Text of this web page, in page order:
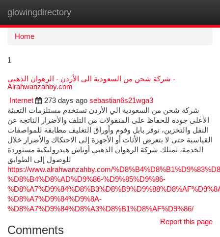
glowingdirectory
Home
1
شركة شحن من السعودية الى الأردن - الرهوان الذهبي -
Alrahwanzahby.com
Internet
273 days ago sebastian6s21wga3
شركة شحن من السعودية الي الأردن تستخدم مستلزمات التعبئة
الأعلى جودة للحفاظ على المنقولات من التلف والأضرار الناتجة عن
النقل والتخزين، نوفر بابل وفوم وأوراق التغليف مطابقة للمواصفات
القياسية حتى لا يتعرض الأثاث أو الأجهزة إلى الاحتكاك والأضرار خلال
الخدمة، تمتلك شركة الرهوان الذهبي أوناش هيدروليكية مستوردة
للوصول إلى الطوابق
https://www.alrahwanzahby.com/
%D8%B4%D8%AD%D9%86-%D9%85%D9%86-
%D8%A7%D9%84%D9%8A-
%D8%A7%D9%84%D8%A3%D8%B1%D8%AF%D9%86/
Report this page
Comments